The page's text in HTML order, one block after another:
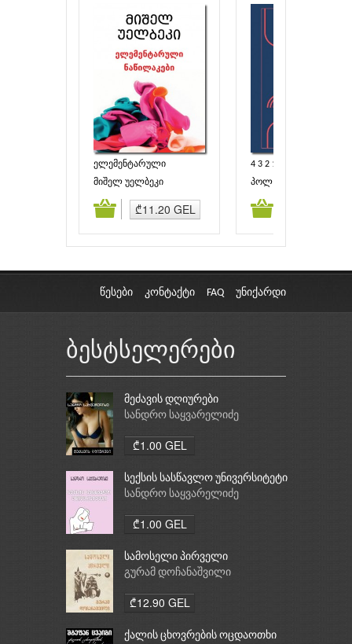
ელემენტარული
ნაწილაკები
მიშელ უელბეკი
₾11.20 GEL
4 3 2 1
პოლ ოსტერი
კალათაში დამატება კალათაში
წესები კონტაქტი FAQ უნიქარდი
ბესტსელერები
მეძავის დღიურები
სანდრო საყვარელიძე
₾1.00 GEL
სექსის სასწავლო უნივერსიტეტი
სანდრო საყვარელიძე
₾1.00 GEL
სამოსელი პირველი
გურამ დოჩანაშვილი
₾12.90 GEL
ქალის ცხოვრების ოცდაოთხი